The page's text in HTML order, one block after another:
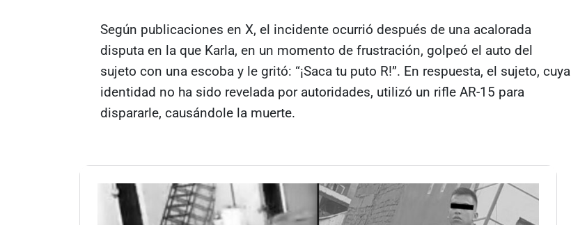
Según publicaciones en X, el incidente ocurrió después de una acalorada
disputa en la que Karla, en un momento de frustración, golpeó el auto del
sujeto con una escoba y le gritó: “¡Saca tu puto R!”. En respuesta, el sujeto, cuya
identidad no ha sido revelada por autoridades, utilizó un rifle AR-15 para
dispararle, causándole la muerte.